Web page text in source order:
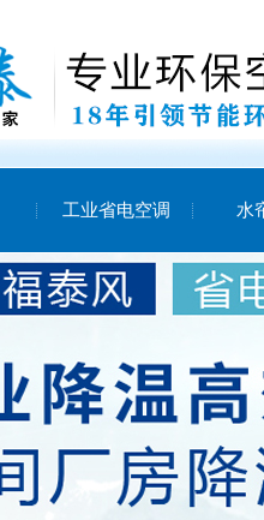
工业省电空调 水